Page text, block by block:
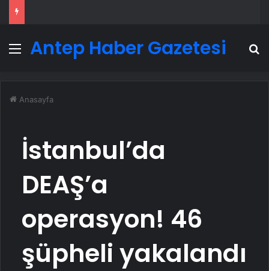
Menü
Antep Haber Gazetesi
Anasayfa
İstanbul’da
DEAŞ’a
operasyon! 46
şüpheli yakalandı